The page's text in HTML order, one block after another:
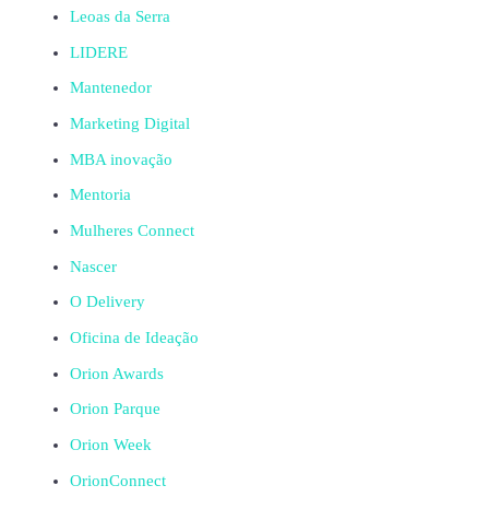
Leoas da Serra
LIDERE
Mantenedor
Marketing Digital
MBA inovação
Mentoria
Mulheres Connect
Nascer
O Delivery
Oficina de Ideação
Orion Awards
Orion Parque
Orion Week
OrionConnect